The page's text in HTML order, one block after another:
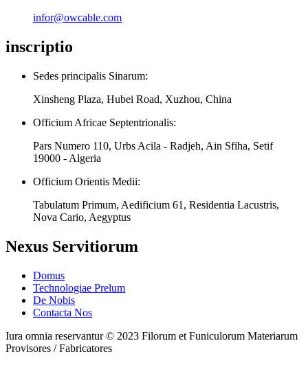
infor@owcable.com
inscriptio
Sedes principalis Sinarum:
Xinsheng Plaza, Hubei Road, Xuzhou, China
Officium Africae Septentrionalis:
Pars Numero 110, Urbs Acila - Radjeh, Ain Sfiha, Setif
19000 - Algeria
Officium Orientis Medii:
Tabulatum Primum, Aedificium 61, Residentia Lacustris,
Nova Cario, Aegyptus
Nexus Servitiorum
Domus
Technologiae Prelum
De Nobis
Contacta Nos
Iura omnia reservantur © 2023 Filorum et Funiculorum Materiarum
Provisores / Fabricatores